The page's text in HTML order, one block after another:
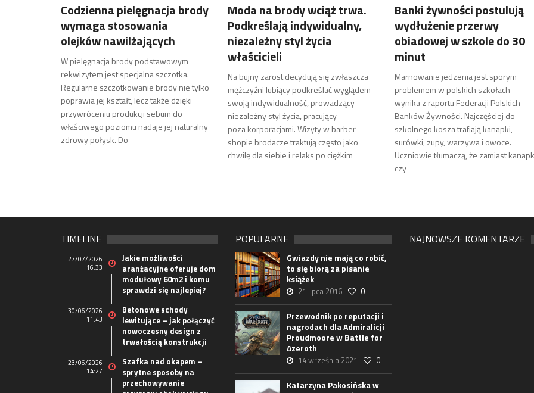
Codzienna pielęgnacja brody
wymaga stosowania
olejków nawilżających
W pielęgnacja brody podstawowym
rekwizytem jest specjalna szczotka.
Regularne szczotkowanie brody nie tylko
poprawia jej kształt, lecz także dzięki
przywróceniu produkcji sebum do
właściwego poziomu nadaje jej naturalny
zdrowy połysk. Do
Moda na brody wciąż trwa.
Podkreślają indywidualny,
niezależny styl życia
właścicieli
Na bujny zarost decydują się zwłaszcza
mężczyźni lubiący podkreślać wyglądem
swoją indywidualność, prowadzący
niezależny styl życia, pracujący
poza korporacjami. Wizyty w barber
shopie brodacze traktują często jako
chwilę dla siebie i relaks po ciężkim
Banki żywności postulują
wydłużenie przerwy
obiadowej w szkole do 30
minut
Marnowanie jedzenia jest sporym
problemem w polskich szkołach –
wynika z raportu Federacji Polskich
Banków Żywności. Najczęściej do
szkolnego kosza trafiają kanapki,
surówki, zupy, warzywa i owoce.
Uczniowie tłumaczą, że zamiast
czy
TIMELINE
27/07/2026
16:33
Jakie możliwości
aranżacyjne oferuje dom
modułowy 60m2 i komu
sprawdzi się najlepiej?
30/06/2026
11:43
Betonowe schody
lewitujące – jak połączyć
nowoczesny design z
trwałością konstrukcji
23/06/2026
14:27
Szafka nad okapem –
sprytne sposoby na
przechowywanie
POPULARNE
Gwiazdy nie mają co robić,
to się biorą za pisanie
książek
21 lipca 2016 0
Przewodnik po reputacji i
nagrodach dla Admiralicji
Proudmoore w Battle for
Azeroth
14 września 2021 0
Katarzyna Pakosińska w
NAJNOWSZE KOMENTARZE